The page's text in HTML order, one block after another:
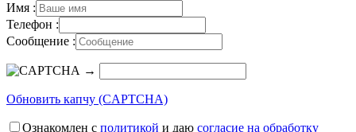
Имя :
Телефон :
Сообщение :
→
Обновить капчу (CAPTCHA)
Ознакомлен с политикой и даю согласие на обработку